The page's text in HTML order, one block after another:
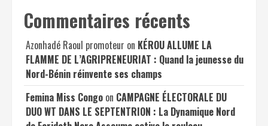
Commentaires récents
Azonhadé Raoul promoteur on KÉROU ALLUME LA
FLAMME DE L’AGRIPRENEURIAT : Quand la jeunesse du
Nord-Bénin réinvente ses champs
Femina Miss Congo on CAMPAGNE ÉLECTORALE DU
DUO WT DANS LE SEPTENTRION : La Dynamique Nord